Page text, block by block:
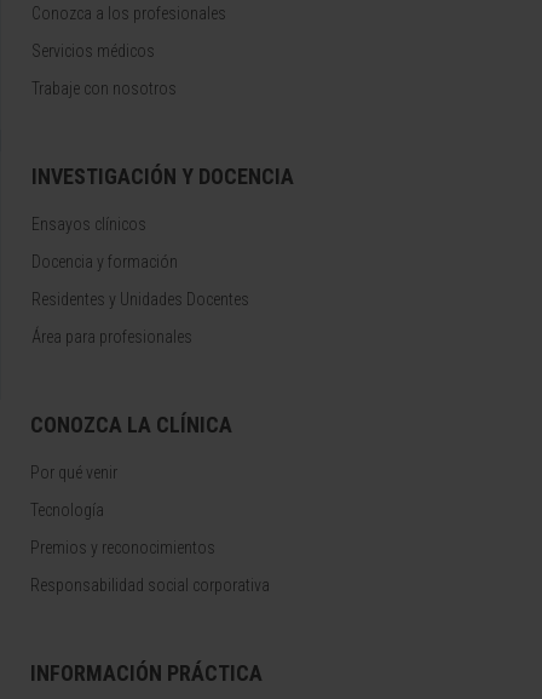
Conozca a los profesionales
Servicios médicos
Trabaje con nosotros
INVESTIGACIÓN Y DOCENCIA
Ensayos clínicos
Docencia y formación
Residentes y Unidades Docentes
Área para profesionales
CONOZCA LA CLÍNICA
Por qué venir
Tecnología
Premios y reconocimientos
Responsabilidad social corporativa
INFORMACIÓN PRÁCTICA